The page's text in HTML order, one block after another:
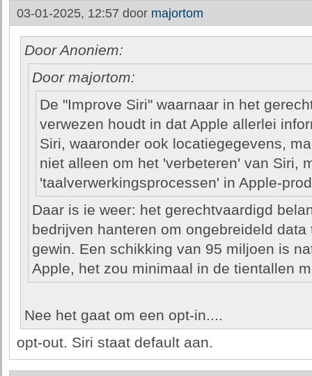
03-01-2025, 12:57 door majortom
Door Anoniem:
Door majortom:
De "Improve Siri" waarnaar in het
verwezen houdt in dat Apple allerlei
Siri, waaronder ook locatiegegevens,
niet alleen om het 'verbeteren' van Siri,
'taalverwerkingsprocessen' in Apple-
Daar is ie weer: het gerechtvaardigd
bedrijven hanteren om ongebreideld
gewin. Een schikking van 95 miljoen is
Apple, het zou minimaal in de tientallen
Nee het gaat om een opt-in....
opt-out. Siri staat default aan.